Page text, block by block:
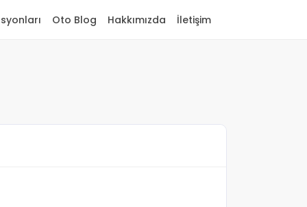
Oto Blog Hakkımızda İletişim